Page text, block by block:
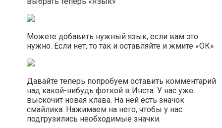
Можете добавить нужный язык, если вам это
нужно. Если нет, то так и оставляйте и жмите «ОК»
Давайте теперь попробуем оставить комментарий
над какой-нибудь фоткой в Инста. У нас уже
выскочит новая клава. На ней есть значок
смайлика. Нажимаем на него, чтобы у нас
подгрузились необходимые значки.